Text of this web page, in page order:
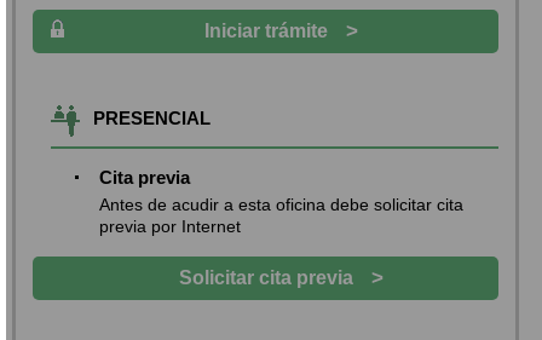
Iniciar trámite >
PRESENCIAL
Cita previa
Antes de acudir a esta oficina debe solicitar cita
previa por Internet
Solicitar cita previa >